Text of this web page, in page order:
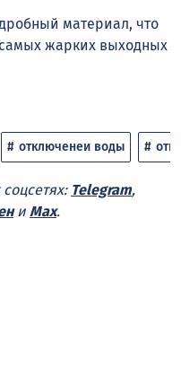
материал, что
жарких выходных
отключенеи воды
Telegram,
и Max.